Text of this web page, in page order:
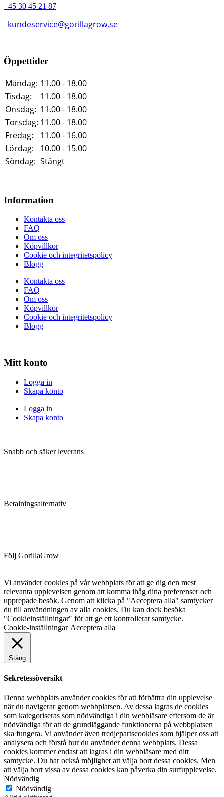
+45 30 45 21 87
kundeservice@gorillagrow.se
Öppettider
Måndag: 11.00 - 18.00
Tisdag:
11.00 - 18.00
Onsdag: 11.00 - 18.00
Torsdag: 11.00 - 18.00
Fredag:
11.00 - 16.00
Lördag:
10.00 - 15.00
Söndag: Stängt
Information
Kontakta oss
FAQ
Om oss
Köpvillkor
Cookie och integritetspolicy
Blogg
Kontakta oss
FAQ
Om oss
Köpvillkor
Cookie och integritetspolicy
Blogg
Mitt konto
Logga in
Skapa konto
Logga in
Skapa konto
Snabb och säker leverans
Betalningsalternativ
Följ GorillaGrow
Vi använder cookies på vår webbplats för att ge dig den mest
relevanta upplevelsen genom att komma ihåg dina preferenser och
upprepade besök. Genom att klicka på "Acceptera alla" samtycker
du till användningen av alla cookies. Du kan dock besöka
"Cookieinställningar" för att ge ett kontrollerat samtycke.
Cookie-inställningar Acceptera alla
Stäng
Sekretessöversikt
Denna webbplats använder cookies för att förbättra din upplevelse
när du navigerar genom webbplatsen. Av dessa lagras de cookies
som kategoriseras som nödvändiga i din webbläsare eftersom de är
nödvändiga för att de grundläggande funktionerna på webbplatsen
ska fungera. Vi använder även tredjepartscookies som hjälper oss att
analysera och förstå hur du använder denna webbplats. Dessa
cookies kommer endast att lagras i din webbläsare med ditt
samtycke. Du har också möjlighet att välja bort dessa cookies. Men
att välja bort vissa av dessa cookies kan påverka din surfupplevelse.
Nödvändig
Nödvändig